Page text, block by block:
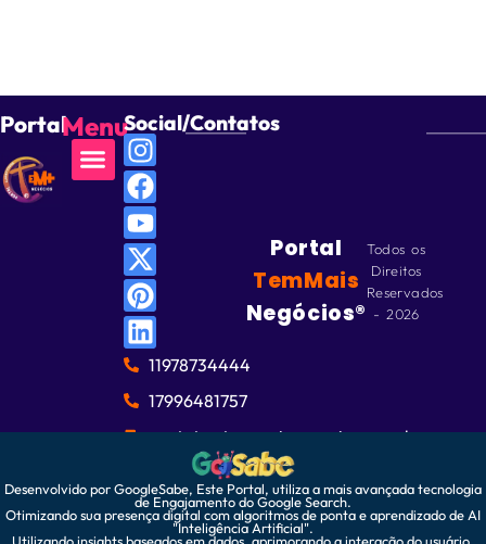
PortalMenuSocial/Contatos
11978734444
17996481757
contato@temmaisnegocios.com.br
Portal
TemMais
Negócios®
Todos os
Direitos
Reservados
- 2026
Desenvolvido por GoogleSabe, Este Portal, utiliza a mais avançada tecnologia
de Engajamento do Google Search.
Otimizando sua presença digital com algoritmos de ponta e aprendizado de AI
"Inteligência Artificial".
Utilizando insights baseados em dados, aprimorando a interação do usuário.